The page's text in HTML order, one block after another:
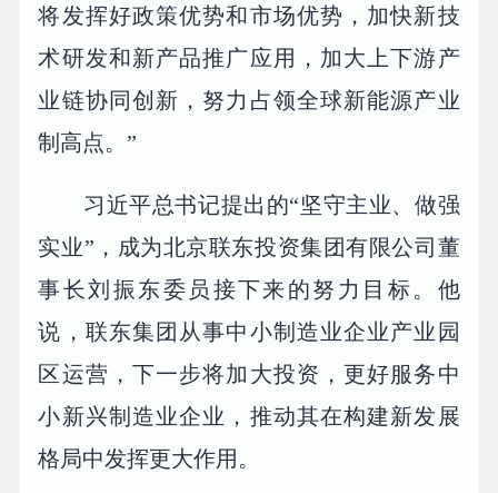
将发挥好政策优势和市场优势，加快新技
术研发和新产品推广应用，加大上下游产
业链协同创新，努力占领全球新能源产业
制高点。”
习近平总书记提出的“坚守主业、做强
实业”，成为北京联东投资集团有限公司董
事长刘振东委员接下来的努力目标。他
说，联东集团从事中小制造业企业产业园
区运营，下一步将加大投资，更好服务中
小新兴制造业企业，推动其在构建新发展
格局中发挥更大作用。